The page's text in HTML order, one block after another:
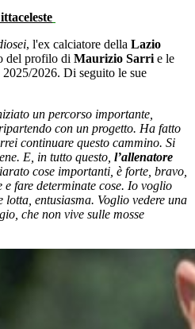
, l'ex calciatore della Lazio
del profilo di Maurizio Sarri e le
2026. Di seguito le sue
un percorso importante,
con un progetto. Ha fatto
continuare questo cammino. Si
E, in tutto questo, l’allenatore
cose importanti, è forte, bravo,
fare determinate cose. Io voglio
entusiasma. Voglio vedere una
che non vive sulle mosse